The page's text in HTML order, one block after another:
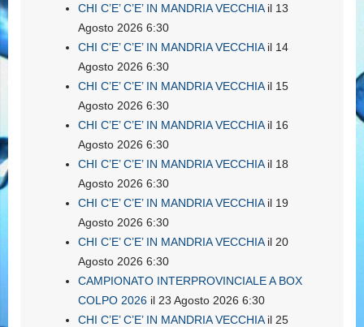
CHI C’E’ C’E’ IN MANDRIA VECCHIAil 13
Agosto 2026 6:30
CHI C’E’ C’E’ IN MANDRIA VECCHIAil 14
Agosto 2026 6:30
CHI C’E’ C’E’ IN MANDRIA VECCHIAil 15
Agosto 2026 6:30
CHI C’E’ C’E’ IN MANDRIA VECCHIAil 16
Agosto 2026 6:30
CHI C’E’ C’E’ IN MANDRIA VECCHIAil 18
Agosto 2026 6:30
CHI C’E’ C’E’ IN MANDRIA VECCHIAil 19
Agosto 2026 6:30
CHI C’E’ C’E’ IN MANDRIA VECCHIAil 20
Agosto 2026 6:30
CAMPIONATO INTERPROVINCIALE A BOX
COLPO 2026 il 23 Agosto 2026 6:30
CHI C’E’ C’E’ IN MANDRIA VECCHIAil 25